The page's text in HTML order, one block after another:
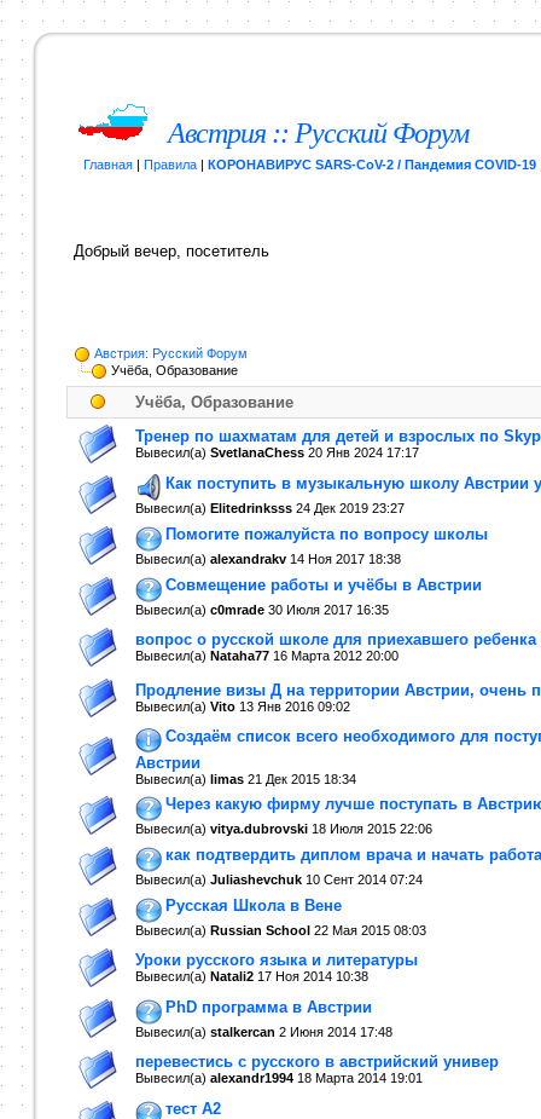
Австрия :: Русский Форум
Главная| Правила| КОРОНАВИРУС SARS-CoV-2 / Пандемия COVID-19
Добрый вечер, посетитель
Австрия: Русский Форум
Учёба, Образование
Учёба, Образование
Тренер по шахматам для детей и взрослых по
Вывесил(a) SvetlanaChess20 Янв 2024 17:17
Как поступить в музыкальную школу Австрии
Вывесил(a) Elitedrinksss24 Дек 2019 23:27
Помогите пожалуйста по вопросу школы
Вывесил(a) alexandrakv14 Ноя 2017 18:38
Совмещение работы и учёбы в Австрии
Вывесил(a) c0mrade30 Июля 2017 16:35
вопрос о русской школе для приехавшего ребенка
Вывесил(a) Nataha7716 Марта 2012 20:00
Продление визы Д на территории Австрии, очень
Вывесил(a) Vito13 Янв 2016 09:02
Создаём список всего необходимого для
Австрии
Вывесил(a) limas21 Дек 2015 18:34
Через какую фирму лучше поступать в
Вывесил(a) vitya.dubrovski18 Июля 2015 22:06
как подтвердить диплом врача и начать
Вывесил(a) Juliashevchuk10 Сент 2014 07:24
Русская Школа в Вене
Вывесил(a) Russian School 22 Мая 2015 08:03
Уроки русского языка и литературы
Вывесил(a) Natali217 Ноя 2014 10:38
PhD программа в Австрии
Вывесил(a) stalkercan 2 Июня 2014 17:48
перевестись с русского в австрийский универ
Вывесил(a) alexandr199418 Марта 2014 19:01
тест A2